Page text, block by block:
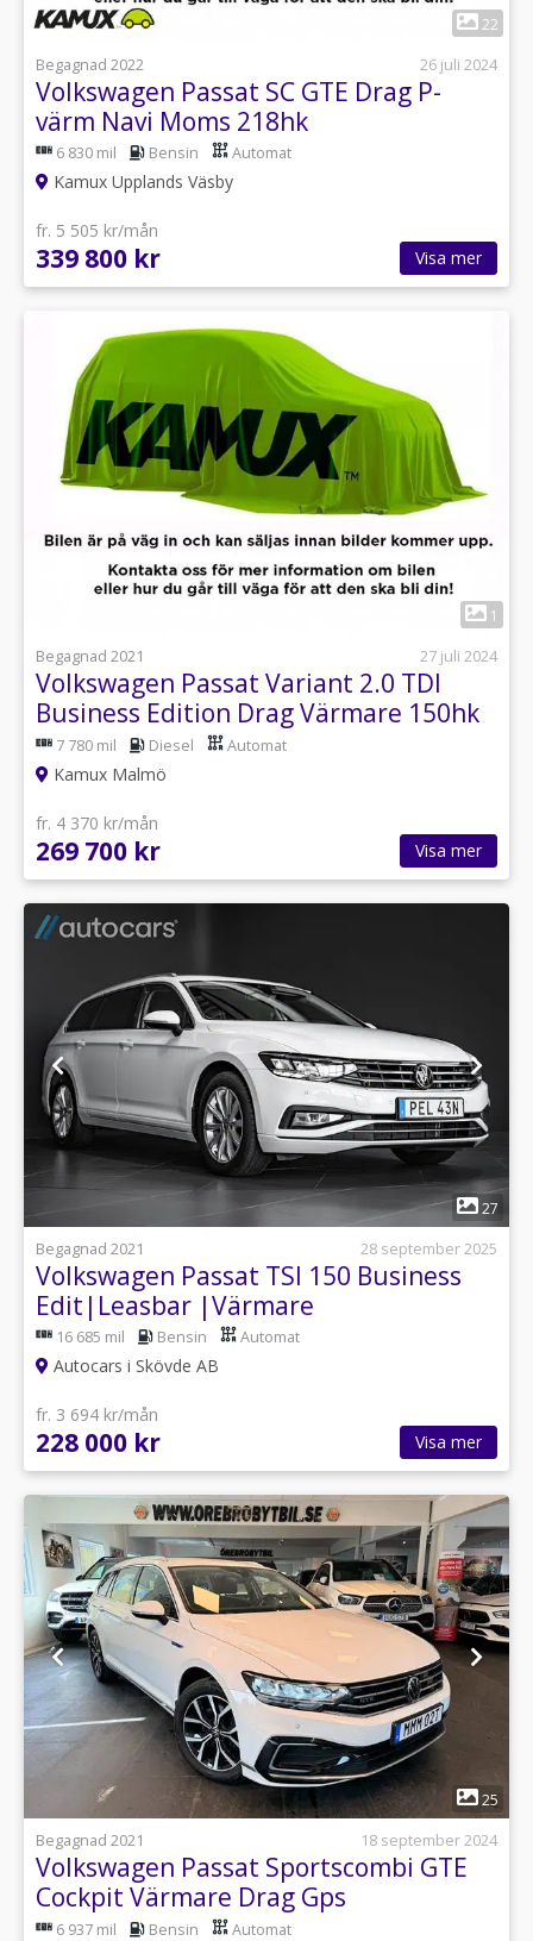
22
Begagnad 2022
26 juli 2024
Volkswagen Passat SC GTE Drag P-
värm Navi Moms 218hk
6 830 mil Bensin Automat
Kamux Upplands Väsby
fr. 5 505 kr/mån
339 800 kr Visa mer
1
Begagnad 2021
27 juli 2024
Volkswagen Passat Variant 2.0 TDI
Business Edition Drag Värmare 150hk
7 780 mil Diesel Automat
Kamux Malmö
fr. 4 370 kr/mån
269 700 kr Visa mer
27
Begagnad 2021
28 september 2025
Volkswagen Passat TSI 150 Business
Edit|Leasbar |Värmare
16 685 mil Bensin Automat
Autocars i Skövde AB
fr. 3 694 kr/mån
228 000 kr Visa mer
1
25
Begagnad 2021
18 september 2024
Volkswagen Passat Sportscombi GTE
Cockpit Värmare Drag Gps
6 937 mil Bensin Automat